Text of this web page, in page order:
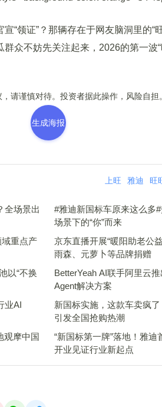
领证”？那辆存在于网友脑洞里的“
众不妨先关注起来，2026的第一波
谨慎对待。投资者据此操作，风险自担。
生成海报
上旺 雅迪 旺
全场景出
#雅迪新国标车原来这么多
场景下的“你”而来
域重点产
京东直播开展“暖阳助老公
雨森、元萝卜等品牌捐赠
以“不换
BetterYeah AI联手阿里云
Agent解决方案
业AI
新国标实施，这款车卖疯
引发全国抢购热潮
观摩中国
“新国标第一牌”落地！雅迪
开业见证行业新起点